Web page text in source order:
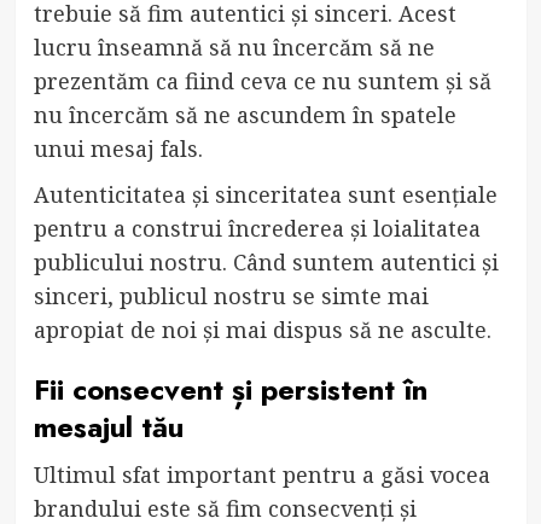
trebuie să fim autentici și sinceri. Acest
lucru înseamnă să nu încercăm să ne
prezentăm ca fiind ceva ce nu suntem și să
nu încercăm să ne ascundem în spatele
unui mesaj fals.
Autenticitatea și sinceritatea sunt esențiale
pentru a construi încrederea și loialitatea
publicului nostru. Când suntem autentici și
sinceri, publicul nostru se simte mai
apropiat de noi și mai dispus să ne asculte.
Fii consecvent și persistent în
mesajul tău
Ultimul sfat important pentru a găsi vocea
brandului este să fim consecvenți și